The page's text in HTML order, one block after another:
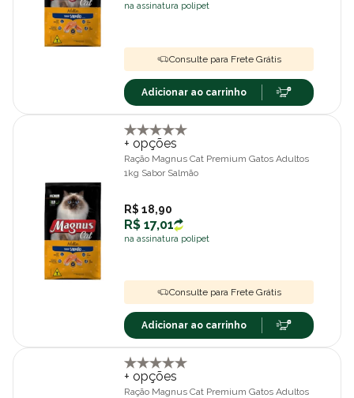
na assinatura polipet
Consulte para Frete Grátis
Adicionar ao carrinho
+ opções
Ração Magnus Cat Premium Gatos Adultos
1kg Sabor Salmão
R$ 18,90
R$ 17,01
na assinatura polipet
Consulte para Frete Grátis
Adicionar ao carrinho
+ opções
Ração Magnus Cat Premium Gatos Adultos